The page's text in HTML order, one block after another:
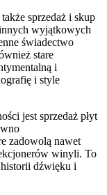
sprzedaż i skup
wyjątkowych
świadectwo
stare
i
i style
jest sprzedaż płyt
zadowolą nawet
winyli. To
dźwięku i